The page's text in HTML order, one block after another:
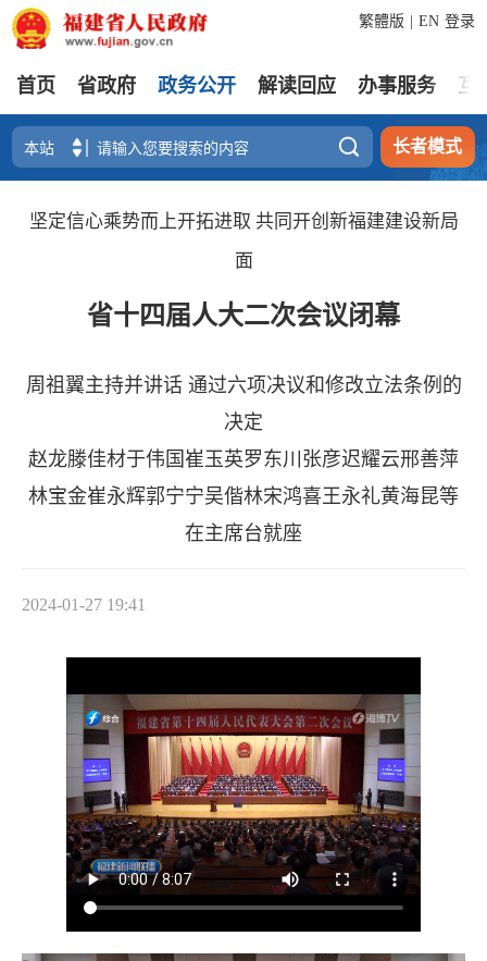
登录
繁體版 EN
首页 省政府 政务公开 解读回应 办事服务 互
 长者模式
坚定信心乘势而上开拓进取 共同开创新福建建设新局
面
省十四届人大二次会议闭幕
周祖翼主持并讲话 通过六项决议和修改立法条例的
决定
赵龙滕佳材于伟国崔玉英罗东川张彦迟耀云邢善萍
林宝金崔永辉郭宁宁吴偕林宋鸿喜王永礼黄海昆等
在主席台就座
2024-01-27 19:41